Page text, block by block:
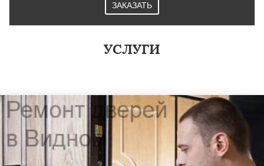
ЗАКАЗАТЬ
УСЛУГИ